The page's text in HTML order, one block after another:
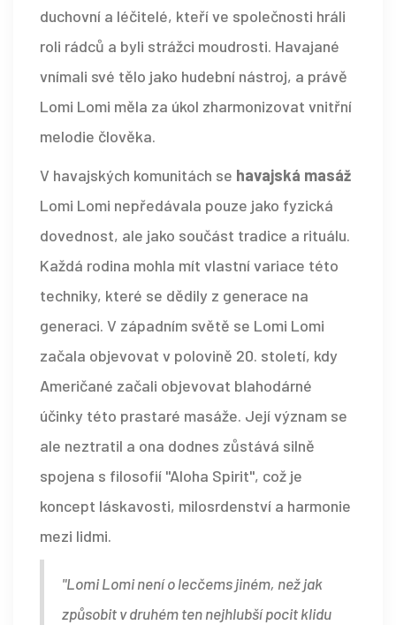
duchovní a léčitelé, kteří ve společnosti hráli
roli rádců a byli strážci moudrosti. Havajané
vnímali své tělo jako hudební nástroj, a právě
Lomi Lomi měla za úkol zharmonizovat vnitřní
melodie člověka.
V havajských komunitách se havajská masáž
Lomi Lomi nepředávala pouze jako fyzická
dovednost, ale jako součást tradice a rituálu.
Každá rodina mohla mít vlastní variace této
techniky, které se dědily z generace na
generaci. V západním světě se Lomi Lomi
začala objevovat v polovině 20. století, kdy
Američané začali objevovat blahodárné
účinky této prastaré masáže. Její význam se
ale neztratil a ona dodnes zůstává silně
spojena s filosofií "Aloha Spirit", což je
koncept láskavosti, milosrdenství a harmonie
mezi lidmi.
"Lomi Lomi není o lecčems jiném, než jak
způsobit v druhém ten nejhlubší pocit klidu